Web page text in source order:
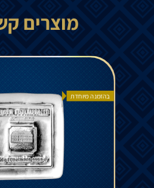
מוצרים
בהזמנה מיוחדת